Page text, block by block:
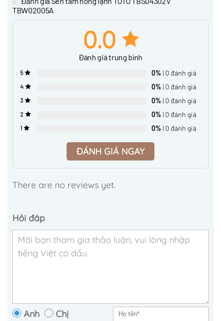
TBW02005A
0.0
Đánh giá trung bình
5 0% | 0 đánh giá
4 0% | 0 đánh giá
3 0% | 0 đánh giá
2 0% | 0 đánh giá
1 0% | 0 đánh giá
ĐÁNH GIÁ NGAY
There are no reviews yet.
Hỏi đáp
Anh Chị